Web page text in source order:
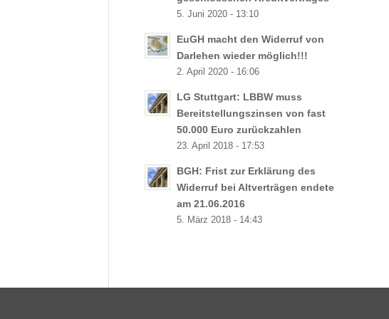
5. Juni 2020 - 13:10
EuGH macht den Widerruf von
Darlehen wieder möglich!!!
2. April 2020 - 16:06
LG Stuttgart: LBBW muss
Bereitstellungszinsen von fast
50.000 Euro zurückzahlen
23. April 2018 - 17:53
BGH: Frist zur Erklärung des
Widerruf bei Altverträgen endete
am 21.06.2016
5. März 2018 - 14:43